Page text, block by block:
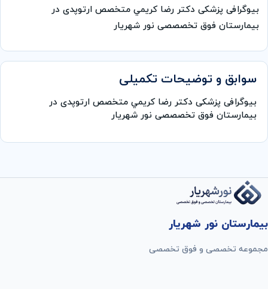
بیوگرافی پزشکی دكتر رضا كريمي متخصص ارتوپدی در
بیمارستان فوق تخصصصی نور شهریار
سوابق و توضیحات تکمیلی
بیوگرافی پزشکی دكتر رضا كريمي متخصص ارتوپدی در
بیمارستان فوق تخصصصی نور شهریار
بیمارستان نور شهریار
مجموعه تخصصی و فوق تخصصی